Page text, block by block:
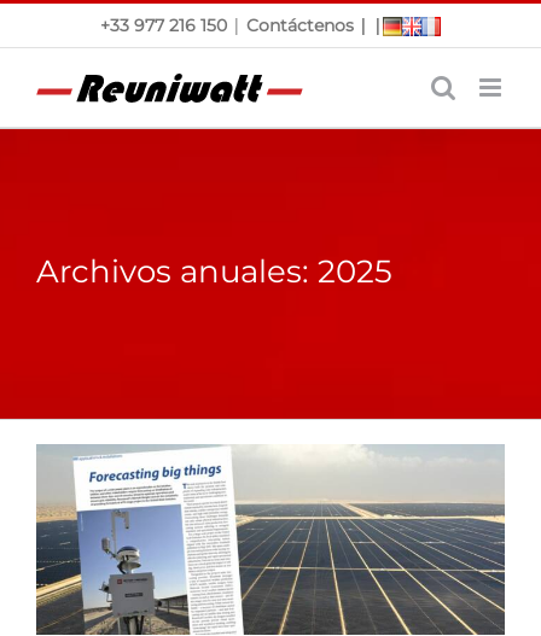
Saltar
+33 977 216 150 | Contáctenos | |
Archivos anuales: 2025